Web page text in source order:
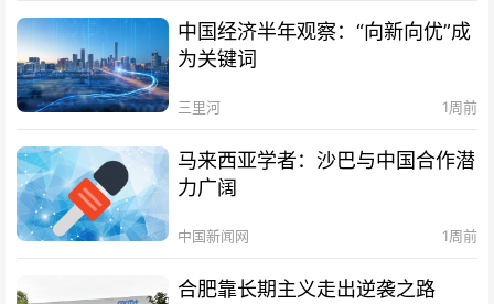
中国经济半年观察：“向新向优”成
为关键词
三里河 1周前
马来西亚学者：沙巴与中国合作潜
力广阔
中国新闻网 1周前
合肥靠长期主义走出逆袭之路